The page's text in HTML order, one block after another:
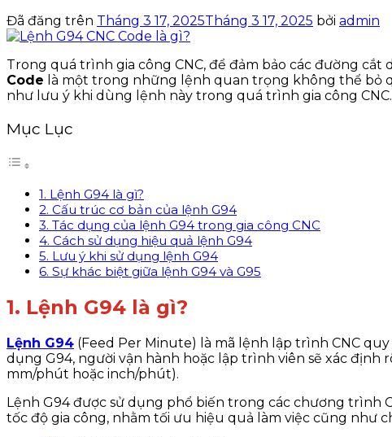
Đã đăng trên Tháng 3 17, 2025Tháng 3 17, 2025 bởi admin
Trong quá trình gia công CNC, để đảm bảo các đường cắt
Code là một trong những lệnh quan trọng không thể bỏ
như lưu ý khi dùng lệnh này trong quá trình gia công CNC.
Mục Lục
1. Lệnh G94 là gì?
2. Cấu trúc cơ bản của lệnh G94
3. Tác dụng của lệnh G94 trong gia công CNC
4. Cách sử dụng hiệu quả lệnh G94
5. Lưu ý khi sử dụng lệnh G94
6. Sự khác biệt giữa lệnh G94 và G95
1. Lệnh G94 là gì?
Lệnh G94 (Feed Per Minute) là mã lệnh lập trình CNC
dụng G94, người vận hành hoặc lập trình viên sẽ xác
mm/phút hoặc inch/phút).
Lệnh G94 được sử dụng phổ biến trong các chương trình
tốc độ gia công, nhằm tối ưu hiệu quả làm việc cũng như